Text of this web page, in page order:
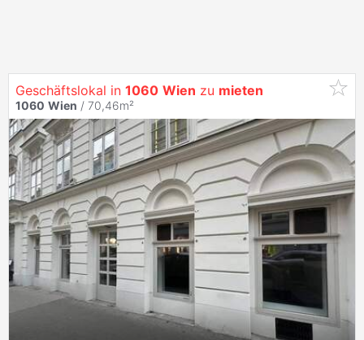
Geschäftslokal in 1060 Wien zu mieten
1060 Wien / 70,46m²